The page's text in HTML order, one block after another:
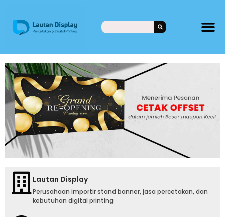
Lautan Display
Perusahaan importir stand banner, jasa percetakan, dan
kebutuhan digital printing